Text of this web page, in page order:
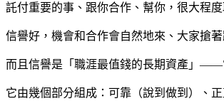
託付重要的事、跟你合作、幫你，很大程
信譽好，機會和合作會自然地來、大家搶
而且信譽是「職涯最值錢的長期資產」——
它由幾個部分組成：可靠（說到做到）、